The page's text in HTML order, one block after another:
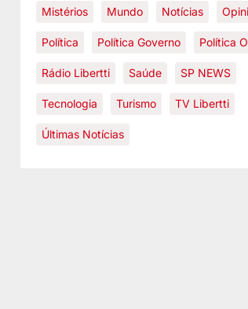
Mistérios Mundo Notícias
Política Política Governo Política
Rádio Libertti Saúde SP NEWS
Tecnologia Turismo TV Libertti
Últimas Notícias